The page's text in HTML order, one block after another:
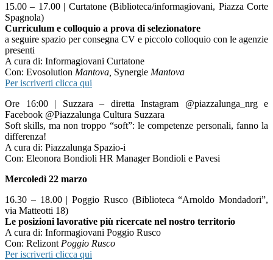
15.00 – 17.00 | Curtatone (Biblioteca/informagiovani, Piazza Corte
Spagnola)
Curriculum e colloquio a prova di selezionatore
a seguire spazio per consegna CV e piccolo colloquio con le agenzie
presenti
A cura di: Informagiovani Curtatone
Con: Evosolution Mantova, Synergie Mantova
Per iscriverti clicca qui
Ore 16:00 | Suzzara – diretta Instagram @piazzalunga_nrg e
Facebook @Piazzalunga Cultura Suzzara
Soft skills, ma non troppo “soft”: le competenze personali, fanno la
differenza!
A cura di: Piazzalunga Spazio-i
Con: Eleonora Bondioli HR Manager Bondioli e Pavesi
Mercoledì 22 marzo
16.30 – 18.00 | Poggio Rusco (Biblioteca “Arnoldo Mondadori”,
via Matteotti 18)
Le posizioni lavorative più ricercate nel nostro territorio
A cura di: Informagiovani Poggio Rusco
Con: Relizont Poggio Rusco
Per iscriverti clicca qui